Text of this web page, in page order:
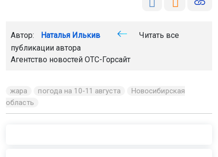
Автор: Наталья Илькив
Читать все
публикации автора
Агентство новостей ОТС-Горсайт
жара погода на 10-11 августа
Новосибирская
область